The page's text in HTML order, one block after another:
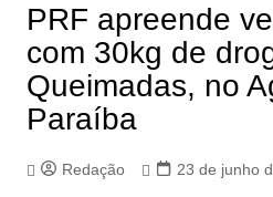
PRF apreende
com 30kg de
Queimadas, no
Paraíba
Redação 23 de junho